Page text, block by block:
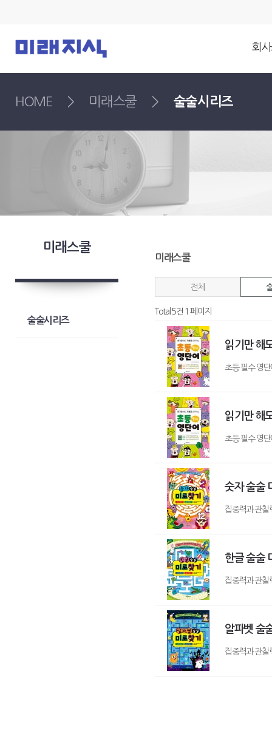
회
HOME > 미래스쿨 > 술술시리즈
미래스쿨
술술시리즈
미래스쿨
전체
Total 5건 1 페이지
읽기만 해
초등 필수 영
읽기만 해
초등 필수 영
숫자 술술
집중력과 관찰
한글 술술
집중력과 관찰
알파벳 술
집중력과 관찰